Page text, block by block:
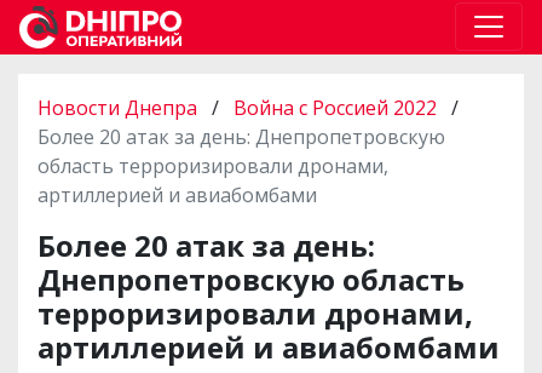
Новости Днепра / Война с Россией 2022 /
Более 20 атак за день: Днепропетровскую
область терроризировали дронами,
артиллерией и авиабомбами
Более 20 атак за день:
Днепропетровскую область
терроризировали дронами,
артиллерией и авиабомбами